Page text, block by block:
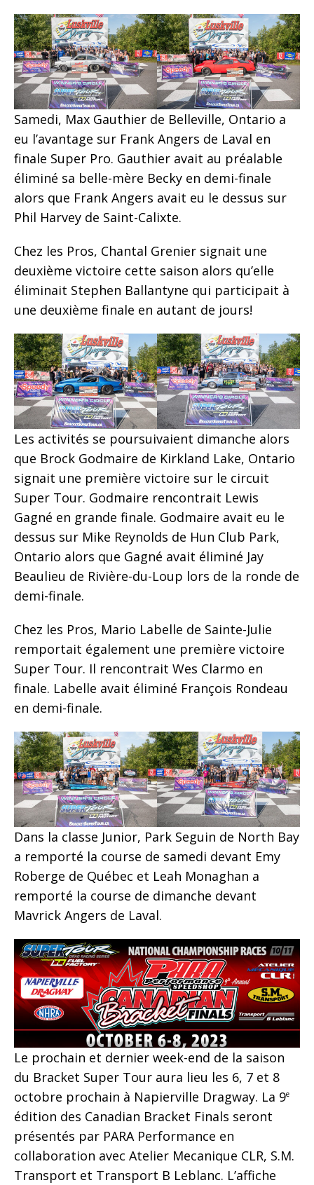
Samedi, Max Gauthier de Belleville, Ontario a
eu l’avantage sur Frank Angers de Laval en
finale Super Pro. Gauthier avait au préalable
éliminé sa belle-mère Becky en demi-finale
alors que Frank Angers avait eu le dessus sur
Phil Harvey de Saint-Calixte.
Chez les Pros, Chantal Grenier signait une
deuxième victoire cette saison alors qu’elle
éliminait Stephen Ballantyne qui participait à
une deuxième finale en autant de jours!
Les activités se poursuivaient dimanche alors
que Brock Godmaire de Kirkland Lake, Ontario
signait une première victoire sur le circuit
Super Tour. Godmaire rencontrait Lewis
Gagné en grande finale. Godmaire avait eu le
dessus sur Mike Reynolds de Hun Club Park,
Ontario alors que Gagné avait éliminé Jay
Beaulieu de Rivière-du-Loup lors de la ronde de
demi-finale.
Chez les Pros, Mario Labelle de Sainte-Julie
remportait également une première victoire
Super Tour. Il rencontrait Wes Clarmo en
finale. Labelle avait éliminé François Rondeau
en demi-finale.
Dans la classe Junior, Park Seguin de North Bay
a remporté la course de samedi devant Emy
Roberge de Québec et Leah Monaghan a
remporté la course de dimanche devant
Mavrick Angers de Laval.
Le prochain et dernier week-end de la saison
du Bracket Super Tour aura lieu les 6, 7 et 8
octobre prochain à Napierville Dragway. La 9e
édition des Canadian Bracket Finals seront
présentés par PARA Performance en
collaboration avec Atelier Mecanique CLR, S.M.
Transport et Transport B Leblanc. L’affiche